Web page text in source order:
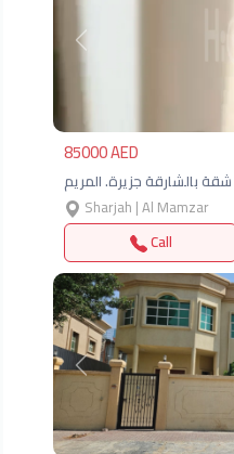
Previous
85000 AED
Sharjah | Al Mamzar
Call
Previous